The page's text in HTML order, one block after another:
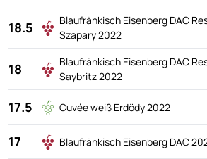
18.5
Blaufränkisch Eisenberg DAC
Szapary 2022
18
Blaufränkisch Eisenberg DAC
Saybritz 2022
17.5 Cuvée weiß Erdödy 2022
17 Blaufränkisch Eisenberg DAC